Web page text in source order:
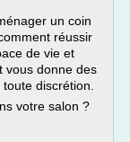
un coin
réussir
de vie et
vous donne des
discrétion.
votre salon ?